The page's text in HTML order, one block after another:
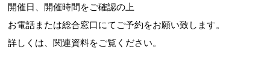
開催日、開催時間をご確認の上
お電話または総合窓口にてご予約をお願い致します。
詳しくは、関連資料をご覧ください。